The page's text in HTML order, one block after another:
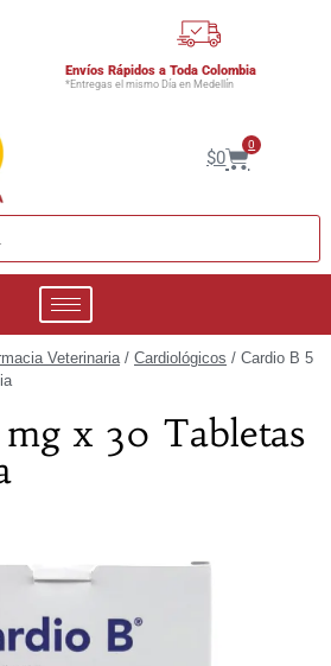
Envíos Rápidos a Toda Colombia
*Entregas el mismo Día en Medellín
$0
0
Veterinaria/ Cardiológicos / Cardio B 5
x 30 Tabletas